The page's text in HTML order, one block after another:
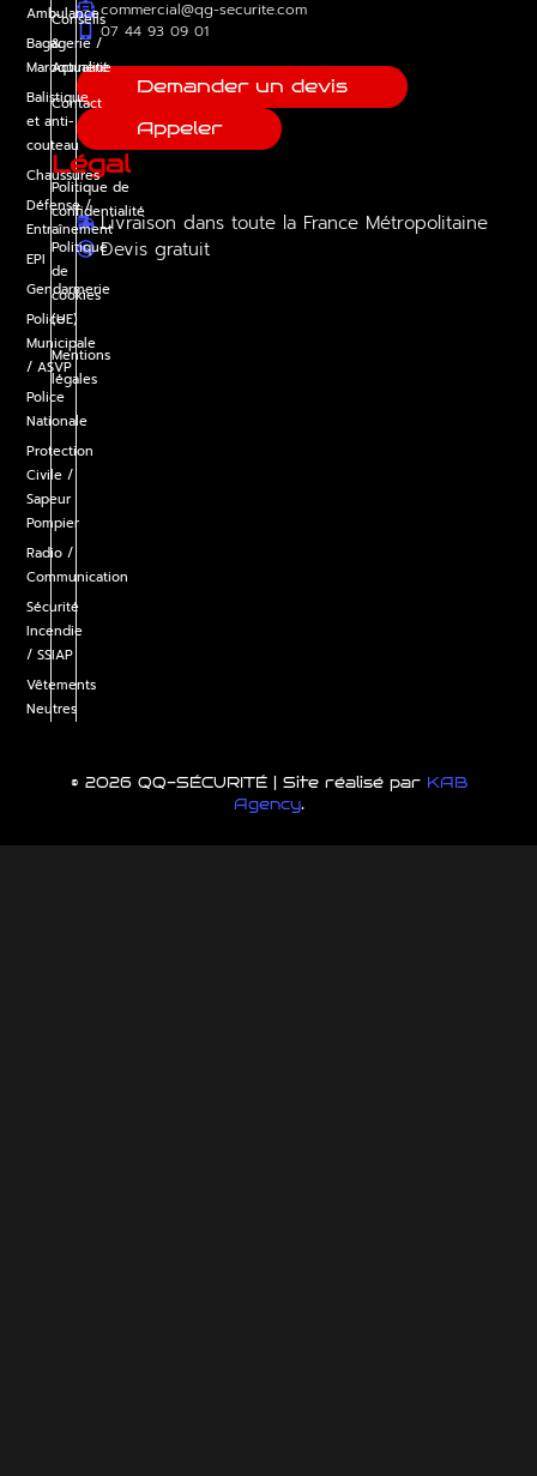
Conseils
&
Actualité
Contact
Légal
Politique de
confidentialité
Politique
de
cookies
(UE)
Mentions
légales
Ambulance
Bagagerie /
Maroquinerie
Balistique
et anti-
couteau
Chaussures
Défense /
Entraînement
EPI
Gendarmerie
Police
Municipale
/ ASVP
Police
Nationale
Protection
Civile /
Sapeur
Pompier
Radio /
Communication
Sécurité
Incendie
/ SSIAP
Vêtements
Neutres
commercial@qg-securite.com
07 44 93 09 01
Demander un devis
Appeler
Livraison dans toute la France Métropolitaine
Devis gratuit
© 2026 QQ-SÉCURITÉ | Site réalisé par KAB
Agency.